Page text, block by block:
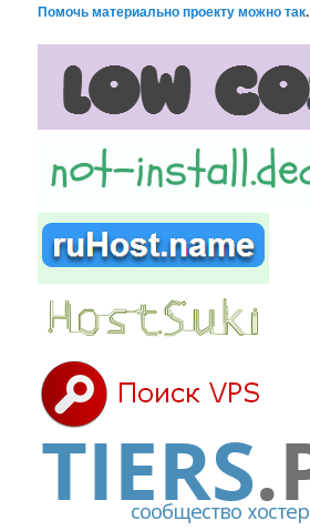
Помочь материально проекту можно так.